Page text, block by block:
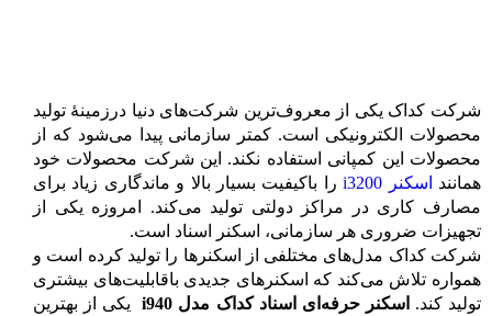
شرکت کداک یکی از معروف‌ترین شرکت‌های دنیا درزمینه تولید
محصولات الکترونیکی است. کمتر سازمانی پیدا می‌شود که از
محصولات این کمپانی استفاده نکند. این شرکت محصولات خود
همانند
اسکنر i3200
را باکیفیت بسیار بالا و ماندگاری زیاد برای
مصارف کاری در مراکز دولتی تولید می‌کند. امروزه یکی از
تجهیزات ضروری هر سازمانی، اسکنر اسناد است.
شرکت کداک مدل‌های مختلفی از اسکنرها را تولید کرده است و
همواره تلاش می‌کند که اسکنرهای جدیدی باقابلیت‌های بیشتری
تولید کند. اسکنر حرفه‌ای اسناد کداک مدل i940
یکی از بهترین